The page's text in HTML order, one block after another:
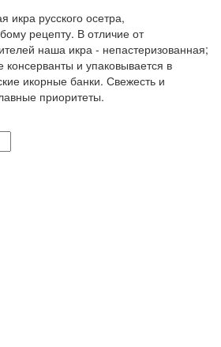
икра русского осетра,
рецепту. В отличие от
наша икра - непастеризованная;
консерванты и упаковывается в
икорные банки. Свежесть и
приоритеты.